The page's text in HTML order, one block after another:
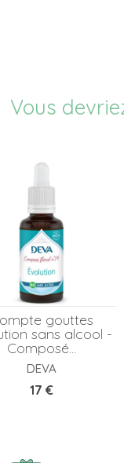
Vous
gouttes
sans alcool -
Composé...
DEVA
Prix
17 €